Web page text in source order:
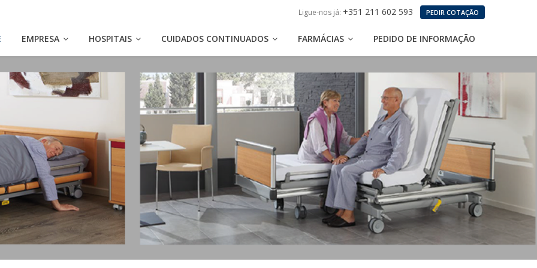
Ligue-nos já: +351 211 602 593 PEDIR COTAÇÃO
EMPRESA HOSPITAIS CUIDADOS CONTINUADOS FARMÁCIAS PEDIDO DE INFORMAÇÃO